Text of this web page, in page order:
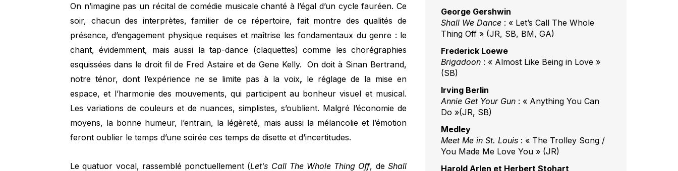
On n’imagine pas un récital de comédie musicale chanté à l’égal d’un cycle fauréen. Ce
soir, chacun des interprètes, familier de ce répertoire, fait montre des qualités de
présence, d’engagement physique requises et maîtrise les fondamentaux du genre : le
chant, évidemment, mais aussi la tap-dance (claquettes) comme les chorégraphies
esquissées dans le droit fil de Fred Astaire et de Gene Kelly. On doit à Sinan Bertrand,
notre ténor, dont l’expérience ne se limite pas à la voix, le réglage de la mise en
espace, et l’harmonie des mouvements, qui participent au bonheur visuel et musical.
Les variations de couleurs et de nuances, simplistes, s’oublient. Malgré l’économie de
moyens, la bonne humeur, l’entrain, la légèreté, mais aussi la mélancolie et l’émotion
feront oublier le temps d’une soirée ces temps de disette et d’incertitudes.
Le quatuor vocal, rassemblé ponctuellement (Let’s Call The Whole Thing Off, de Shall
George Gershwin
Shall We Dance: « Let’s Call The Whole
Thing Off » (JR, SB, BM, GA)
Frederick Loewe
Brigadoon: « Almost Like Being in Love »
(SB)
Irving Berlin
Annie Get Your Gun: « Anything You Can
Do »(JR, SB)
Medley
Meet Me in St. Louis : « The Trolley Song /
You Made Me Love You » (JR)
Harold Arlen et Herbert Stohart